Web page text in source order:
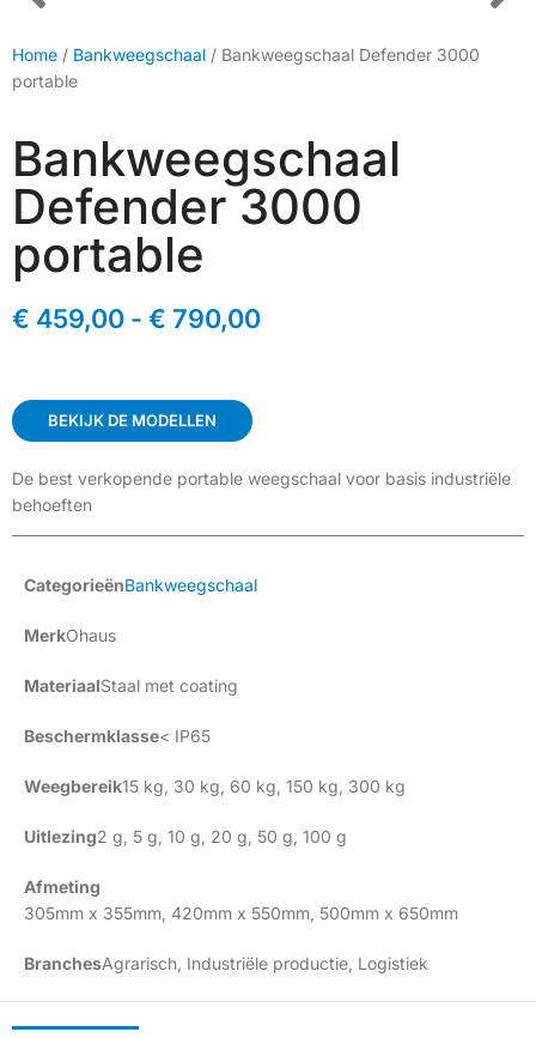
Home / Bankweegschaal / Bankweegschaal Defender 3000
portable
Bankweegschaal
Defender 3000
portable
€ 459,00 - € 790,00
BEKIJK DE MODELLEN
De best verkopende portable weegschaal voor basis industriële
behoeften
CategorieënBankweegschaal
MerkOhaus
MateriaalStaal met coating
Beschermklasse< IP65
Weegbereik15 kg 30 kg 60 kg 150 kg 300 kg
Uitlezing2 g 5 g 10 g 20 g 50 g 100 g
Afmeting
305mm x 355mm 420mm x 550mm 500mm x 650mm
BranchesAgrarisch Industriële productie Logistiek